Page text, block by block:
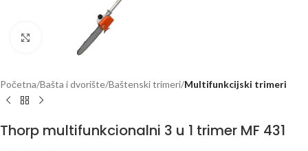
Kliknite za uvećanje
Početna Bašta i dvorište Baštenski trimeri Multifunkcijski trimeri
Thorp multifunkcionalni 3 u 1 trimer MF 431